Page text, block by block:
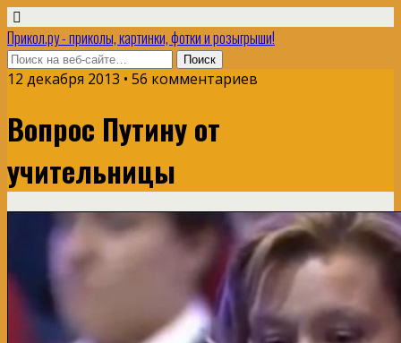
Прикол.ру - приколы, картинки, фотки и розыгрыши!
12 декабря 2013 • 56 комментариев
Вопрос Путину от
учительницы